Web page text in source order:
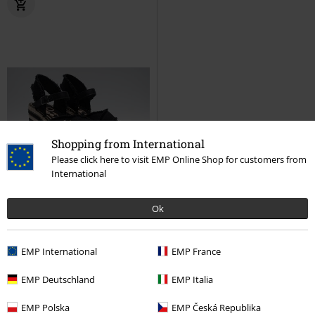
Shopping from International
Please click here to visit EMP Online Shop for customers from
International
Ok
EMP International EMP France
EMP Deutschland EMP Italia
EMP Polska EMP Česká Republika
-25%
Fast ausverkauft
74,99 €
High Heel